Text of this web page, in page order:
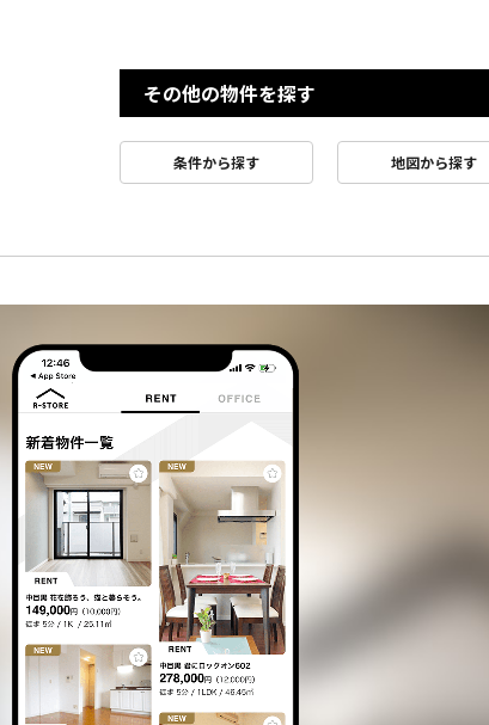
その他の物件を探す
条件から探す 地図から探す